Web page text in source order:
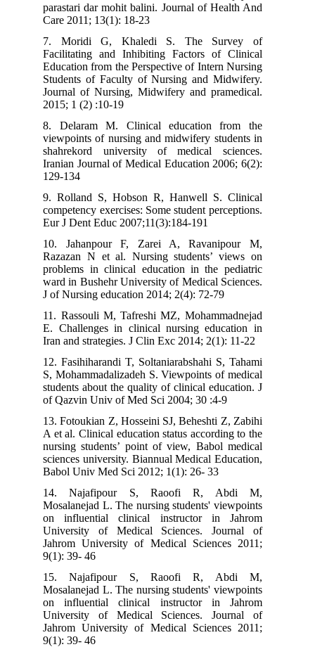
parastari dar mohit balini. Journal of Health And
Care 2011; 13(1): 18-23
7. Moridi G, Khaledi S. The Survey of
Facilitating and Inhibiting Factors of Clinical
Education from the Perspective of Intern Nursing
Students of Faculty of Nursing and Midwifery.
Journal of Nursing, Midwifery and pramedical.
2015; 1 (2) :10-19
8. Delaram M. Clinical education from the
viewpoints of nursing and midwifery students in
shahrekord university of medical sciences.
Iranian Journal of Medical Education 2006; 6(2):
129-134
9. Rolland S, Hobson R, Hanwell S. Clinical
competency exercises: Some student perceptions.
Eur J Dent Educ 2007;11(3):184-191
10. Jahanpour F, Zarei A, Ravanipour M,
Razazan N et al. Nursing students’ views on
problems in clinical education in the pediatric
ward in Bushehr University of Medical Sciences.
J of Nursing education 2014; 2(4): 72-79
11. Rassouli M, Tafreshi MZ, Mohammadnejad
E. Challenges in clinical nursing education in
Iran and strategies. J Clin Exc 2014; 2(1): 11-22
12. Fasihiharandi T, Soltaniarabshahi S, Tahami
S, Mohammadalizadeh S. Viewpoints of medical
students about the quality of clinical education. J
of Qazvin Univ of Med Sci 2004; 30 :4-9
13. Fotoukian Z, Hosseini SJ, Beheshti Z, Zabihi
A et al. Clinical education status according to the
nursing students’ point of view, Babol medical
sciences university. Biannual Medical Education,
Babol Univ Med Sci 2012; 1(1): 26- 33
14. Najafipour S, Raoofi R, Abdi M,
Mosalanejad L. The nursing students' viewpoints
on influential clinical instructor in Jahrom
University of Medical Sciences. Journal of
Jahrom University of Medical Sciences 2011;
9(1): 39- 46
15. Najafipour S, Raoofi R, Abdi M,
Mosalanejad L. The nursing students' viewpoints
on influential clinical instructor in Jahrom
University of Medical Sciences. Journal of
Jahrom University of Medical Sciences 2011;
9(1): 39- 46